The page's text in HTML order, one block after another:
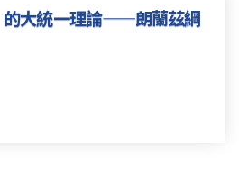
的大統一理論——朗蘭茲綱